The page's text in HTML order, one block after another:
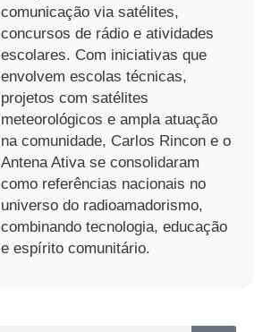
comunicação via satélites,
concursos de rádio e atividades
escolares. Com iniciativas que
envolvem escolas técnicas,
projetos com satélites
meteorológicos e ampla atuação
na comunidade, Carlos Rincon e o
Antena Ativa se consolidaram
como referências nacionais no
universo do radioamadorismo,
combinando tecnologia, educação
e espírito comunitário.